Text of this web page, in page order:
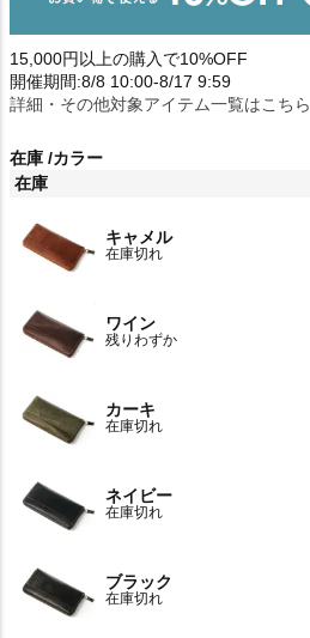
15,000円以上の購入で10%OFF
開催期間:8/8 10:00-8/17 9:59
詳細・その他対象アイテム一覧はこちら
在庫 カラー
在庫
キャメル
在庫切れ
ワイン
残りわずか
カーキ
在庫切れ
ネイビー
在庫切れ
ブラック
在庫切れ